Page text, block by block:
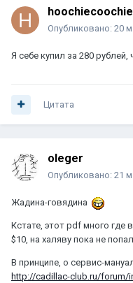
Опубликовано: 20
Я себе купил за 280
Цитата
oleger
Опубликовано: 21
Жадина-говядина
Кстате, этот pdf много где
$10, на халяву пока не
В принципе, о сервис-
http://cadillac-club.ru/forum/